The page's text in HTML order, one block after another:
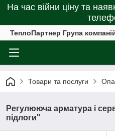
На час війни ціну та
ТеплоПартнер Група
Товари та послуги
Регулююча арматура і
підлоги"